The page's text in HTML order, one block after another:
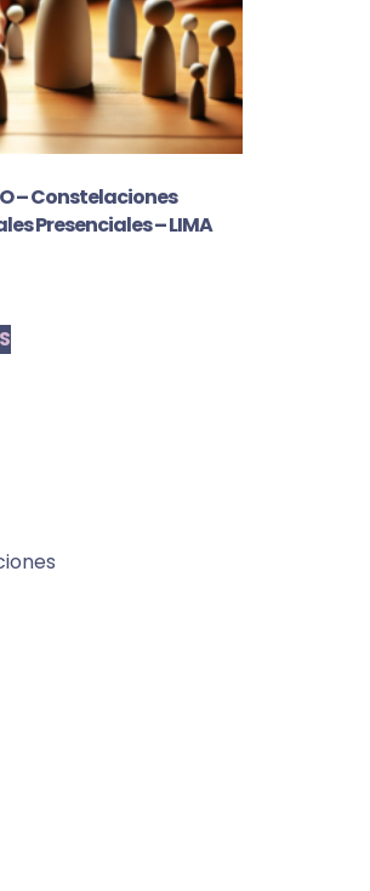
– Constelaciones
Presenciales – LIMA